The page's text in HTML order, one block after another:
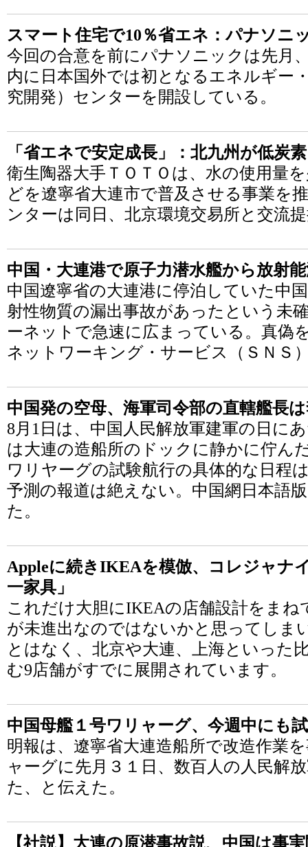
スマート住宅で10％省エネ：パナソニ
今回の合意を前にパナソニックは先月
内に日本国外では初となるエネルギー
究開発）センターを開設している。
「省エネで安定成長」：北九州が低炭
衛生陶器大手ＴＯＴＯは、水の使用量
どを遼寧省大連市で普及させる事業を
ンターは同日、北京環境交易所と交流
中国・大連港で原子力潜水艦から放射
中国遼寧省の大連港に停泊していた中
射性物質の漏出事故があったという未
ーネットで急速に広まっている。真偽
ネットワーキング・サービス（ＳＮＳ
中国発の空母、海軍司令部の直轄艦長
8月1日は、中国人民解放軍建軍の日に
は大連の造船所のドックに静かに佇ん
ワリヤーグの試験航行の具体的な日程
予測の報道は絶えない。中国網日本語
た。
Appleに続きIKEAを模倣、コレジャナ
一家具」
これだけ大胆にIKEAの店舗設計をま
が未進出なのではないかと思ってしま
とはなく、北京や大連、上海といった
む9店舗がすでに展開されています。
中国母艦１号ワリャーグ、今週中にも
明報は、遼寧省大連造船所で改造作業
ャーグに先月３１日、数百人の人民解
た、と伝えた。
【社説】大連の原潜事故説、中国は事